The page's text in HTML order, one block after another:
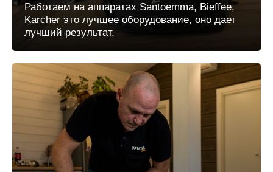
Работаем на аппаратах Santoemma, Bieffee,
Karcher это лучшее оборудование, оно дает
лучший результат.